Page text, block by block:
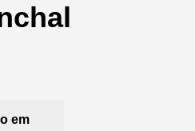
em